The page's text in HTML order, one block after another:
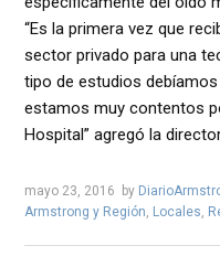
“Es la primera vez que
sector privado para una
tipo de estudios
estamos muy contentos
Hospital” agregó la
mayo 23, 2016 by
Armstrong y Región Locales